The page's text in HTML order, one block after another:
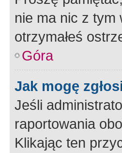
nie ma nic z tym
otrzymałeś
Góra
Jak mogę
Jeśli
raportowania
Klikając ten